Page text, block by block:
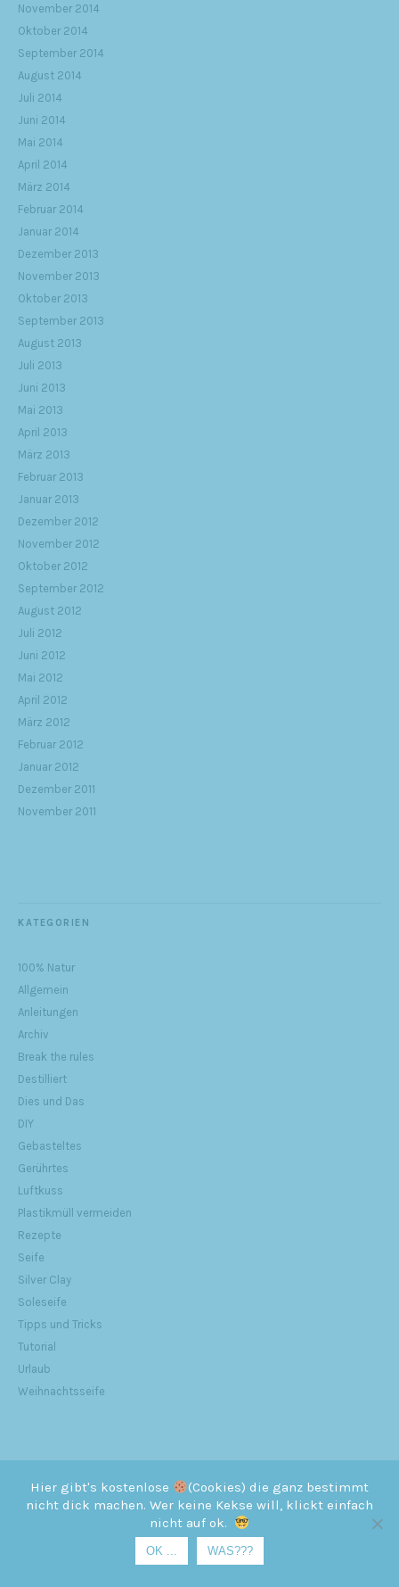
November 2014
Oktober 2014
September 2014
August 2014
Juli 2014
Juni 2014
Mai 2014
April 2014
März 2014
Februar 2014
Januar 2014
Dezember 2013
November 2013
Oktober 2013
September 2013
August 2013
Juli 2013
Juni 2013
Mai 2013
April 2013
März 2013
Februar 2013
Januar 2013
Dezember 2012
November 2012
Oktober 2012
September 2012
August 2012
Juli 2012
Juni 2012
Mai 2012
April 2012
März 2012
Februar 2012
Januar 2012
Dezember 2011
November 2011
KATEGORIEN
100% Natur
Allgemein
Anleitungen
Archiv
Break the rules
Destilliert
Dies und Das
DIY
Gebasteltes
Gerührtes
Luftkuss
Plastikmüll vermeiden
Rezepte
Seife
Silver Clay
Soleseife
Tipps und Tricks
Tutorial
Urlaub
Weihnachtsseife
META
Hier gibt's kostenlose
(Cookies) die ganz bestimmt
nicht dick machen. Wer keine Kekse will, klickt einfach
nicht auf ok.
OK ... WAS???